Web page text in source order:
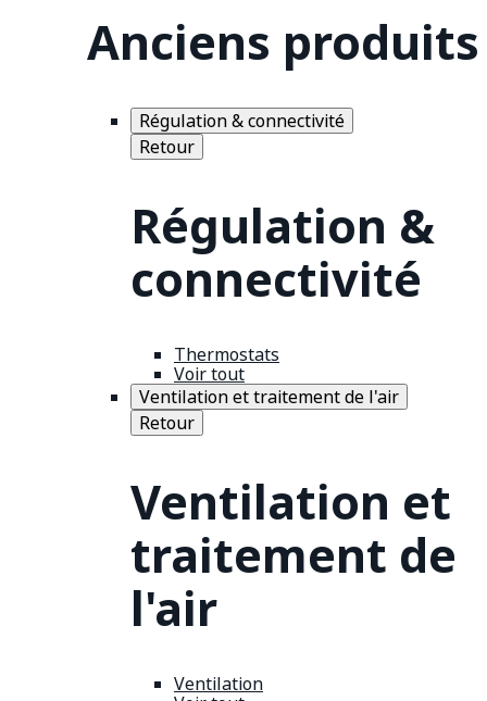
Anciens produits
Régulation & connectivité
Retour
Régulation &
connectivité
Thermostats
Voir tout
Ventilation et traitement de l'air
Retour
Ventilation et
traitement de
l'air
Ventilation